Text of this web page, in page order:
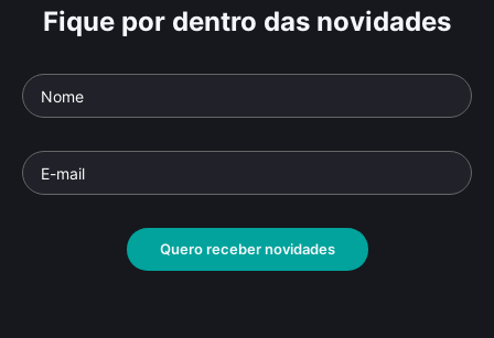
Fique por dentro das novidades
Quero receber novidades